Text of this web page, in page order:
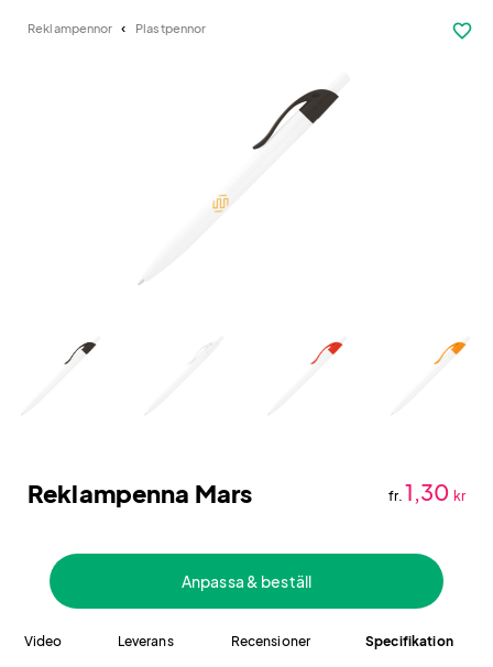
Reklampennor Plastpennor favorite_border
Reklampenna Mars fr. 1,30 kr
Anpassa & beställ
Video Leverans Recensioner Specifikation